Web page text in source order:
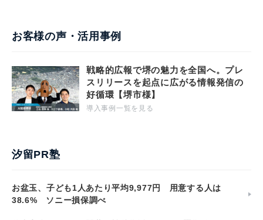
お客様の声・活用事例
戦略的広報で堺の魅力を全国へ。プレ
スリリースを起点に広がる情報発信の
好循環【堺市様】
導入事例一覧を見る
汐留PR塾
お盆玉、子ども1人あたり平均9,977円 用意する人は
38.6% ソニー損保調べ